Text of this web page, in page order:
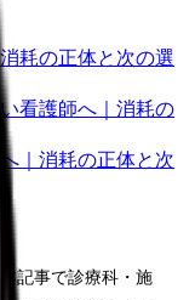
耗の正体と次の選
看護師へ｜消耗の
｜消耗の正体と次
記事で診療科・施